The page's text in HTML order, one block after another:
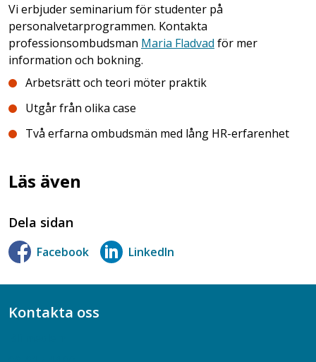
Vi erbjuder seminarium för studenter på
personalvetarprogrammen. Kontakta
professionsombudsman Maria Fladvad för mer
information och bokning.
Arbetsrätt och teori möter praktik
Utgår från olika case
Två erfarna ombudsmän med lång HR-erfarenhet
Läs även
Dela sidan
Facebook LinkedIn
Kontakta oss